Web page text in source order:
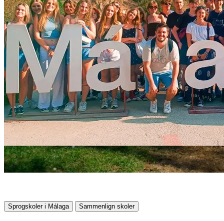
Sprogskoler i Málaga Sammenlign skoler